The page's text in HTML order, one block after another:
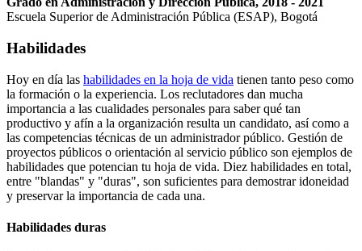
Escuela Superior de Administración Pública (ESAP), Bogotá
Habilidades
Hoy en día las habilidades en la hoja de vida tienen tanto peso como
la formación o la experiencia. Los reclutadores dan mucha
importancia a las cualidades personales para saber qué tan
productivo y afín a la organización resulta un candidato, así como a
las competencias técnicas de un administrador público. Gestión de
proyectos públicos o orientación al servicio público son ejemplos de
habilidades que potencian tu hoja de vida. Diez habilidades en total,
entre "blandas" y "duras", son suficientes para demostrar idoneidad
y preservar la importancia de cada una.
Habilidades duras